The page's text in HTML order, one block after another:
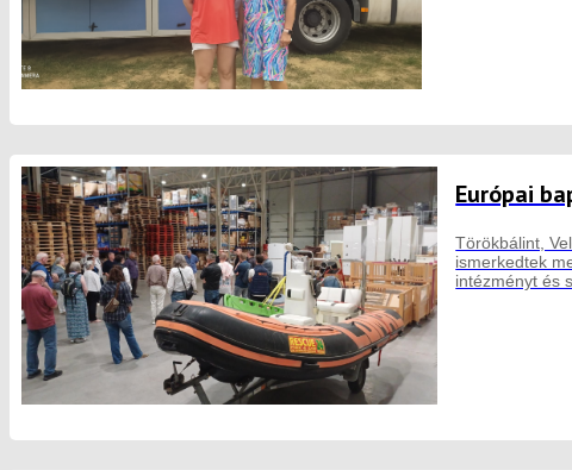
Európai
Törökbálint,
ismerkedtek
intézményt és